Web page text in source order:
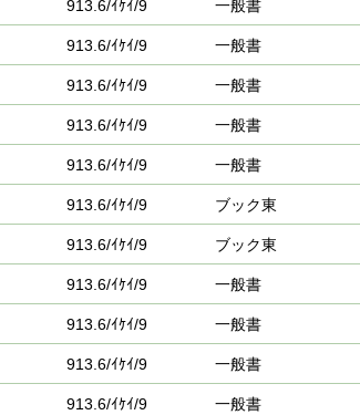
913.6/ｲｹｲ/9 一般書
913.6/ｲｹｲ/9 一般書
913.6/ｲｹｲ/9 一般書
913.6/ｲｹｲ/9 一般書
913.6/ｲｹｲ/9 一般書
913.6/ｲｹｲ/9 ブック東
913.6/ｲｹｲ/9 ブック東
913.6/ｲｹｲ/9 一般書
913.6/ｲｹｲ/9 一般書
913.6/ｲｹｲ/9 一般書
913.6/ｲｹｲ/9 一般書